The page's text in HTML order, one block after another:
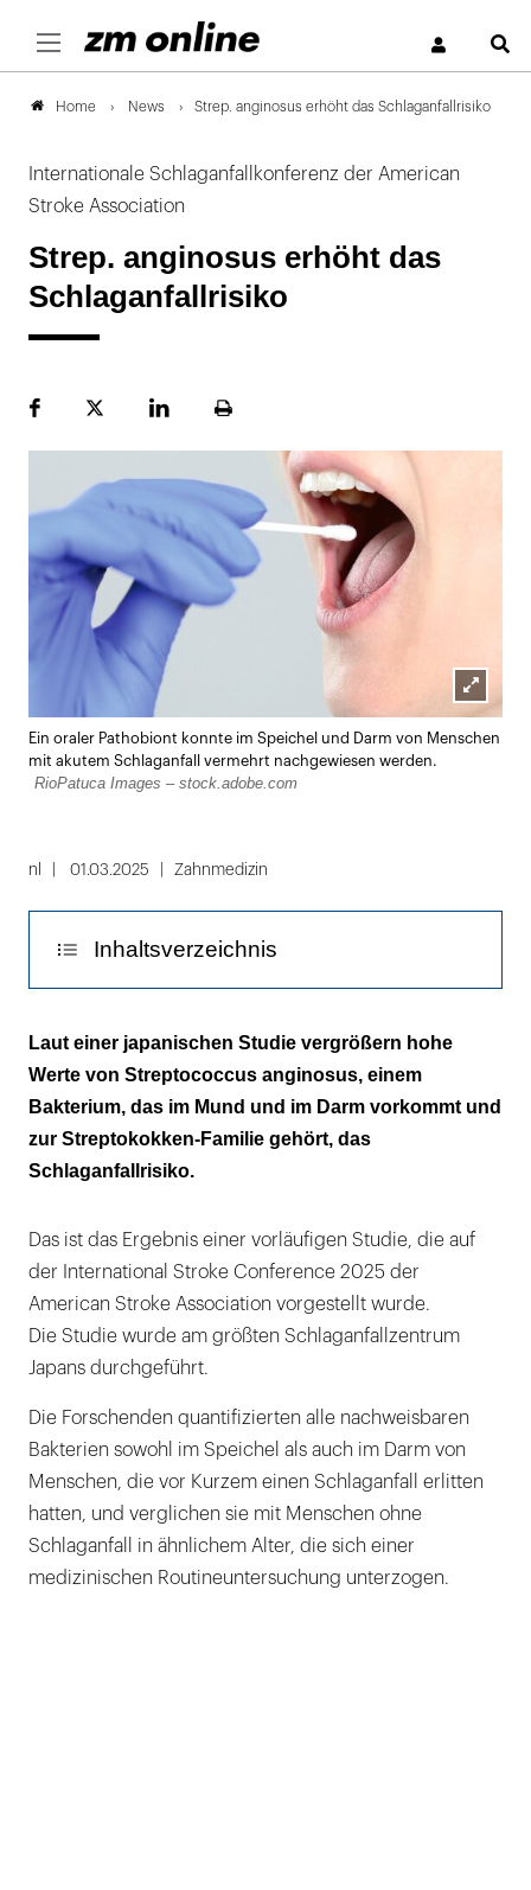
Home News Strep. anginosus erhöht das Schlaganfallrisiko
Internationale Schlaganfallkonferenz der American
Stroke Association
Strep. anginosus erhöht das
Schlaganfallrisiko
FacebookPlattformLinekdInSeite
Lightbox
öffnen
Ein oraler Pathobiont konnte im Speichel und Darm von Menschen
mit akutem Schlaganfall vermehrt nachgewiesen werden.
RioPatuca Images – stock.adobe.com
nl 01.03.2025 Zahnmedizin
Inhaltsverzeichnis
Strep. anginosus im Darm erhöht
Schlaganfallrisiko um 20 Prozent
Bakterien binden sich offenbar an vom Alter
geschwächte Blutgefäße
schädlicher Bakterien
Laut einer japanischen Studie vergrößern hohe
Werte von Streptococcus anginosus, einem
Bakterium, das im Mund und im Darm vorkommt und
zur Streptokokken-Familie gehört, das
Schlaganfallrisiko.
Das ist das Ergebnis einer vorläufigen Studie, die auf
der International Stroke Conference 2025 der
American Stroke Association vorgestellt wurde.
Die Studie wurde am größten Schlaganfallzentrum
Japans durchgeführt.
Die Forschenden quantifizierten alle nachweisbaren
Bakterien sowohl im Speichel als auch im Darm von
Menschen, die vor Kurzem einen Schlaganfall erlitten
hatten, und verglichen sie mit Menschen ohne
Schlaganfall in ähnlichem Alter, die sich einer
medizinischen Routineuntersuchung unterzogen.